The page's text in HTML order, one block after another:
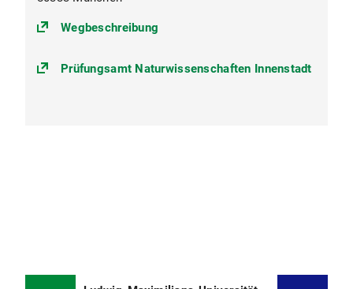
Wegbeschreibung
Prüfungsamt Naturwissenschaften Innenstadt